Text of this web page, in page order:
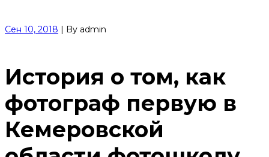
Сен 10, 2018 | By admin
История о том, как
фотограф первую в
Кемеровской